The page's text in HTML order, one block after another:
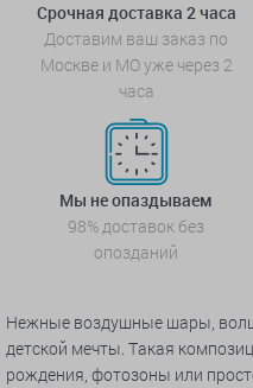
Срочная доставка 2 часа
Доставим ваш заказ по
Москве и МО уже через 2
часа
Мы не опаздываем
98% доставок без
опозданий
Нежные воздушные шары,
детской мечты. Такая
рождения, фотозоны или